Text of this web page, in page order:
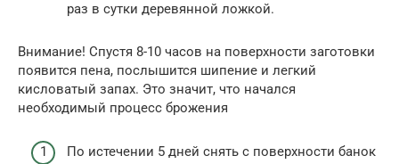
раз в сутки деревянной ложкой.
Внимание! Спустя 8-10 часов на поверхности заготовки
появится пена, послышится шипение и легкий
кисловатый запах. Это значит, что начался
необходимый процесс брожения
По истечении 5 дней снять с поверхности банок